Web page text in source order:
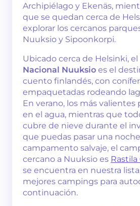
Archipiélago y Ekenäs,
que se quedan cerca de
explorar los cercanos
Nuuksio y Sipoonkorpi.
Ubicado cerca de Helsinki, el
Nacional Nuuksio es el
cuento finlandés, con
empaquetadas rodeando
En verano, los más
en el agua, mientras que
cubre de nieve durante el
que puedas pasar una
campamento salvaje, el
cercano a Nuuksio es
se encuentra en nuestra lista
mejores campings para
continuación.